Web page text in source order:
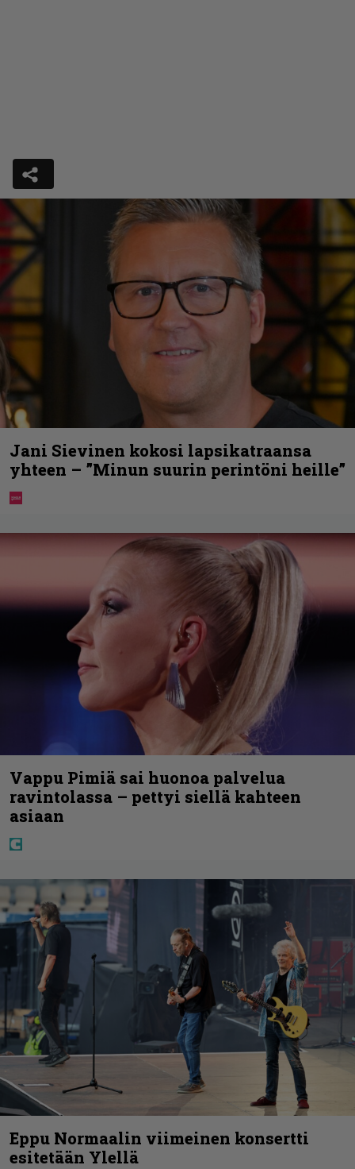
Jani Sievinen kokosi lapsikatraansa
yhteen – ”Minun suurin perintöni heille”
Vappu Pimiä sai huonoa palvelua
ravintolassa – pettyi siellä kahteen
asiaan
Eppu Normaalin viimeinen konsertti
esitetään Ylellä